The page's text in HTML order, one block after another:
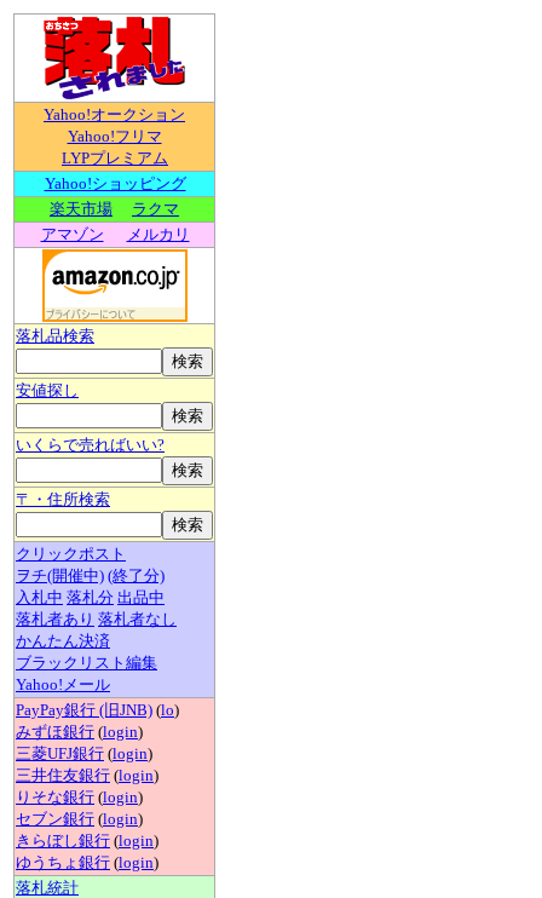
Yahoo!オークション
Yahoo!フリマ
LYPプレミアム
Yahoo!ショッピング
楽天市場
ラクマ
アマゾン
メルカリ
落札品検索
安値探し
いくらで売ればいい?
〒・住所検索
クリックポスト
ヲチ(開催中) (終了分)
入札中 落札分 出品中
落札者あり 落札者なし
かんたん決済
ブラックリスト編集
Yahoo!メール
PayPay銀行 (旧JNB) (lo)
みずほ銀行 (login)
三菱UFJ銀行 (login)
三井住友銀行 (login)
りそな銀行 (login)
セブン銀行 (login)
きらぼし銀行 (login)
ゆうちょ銀行 (login)
落札統計